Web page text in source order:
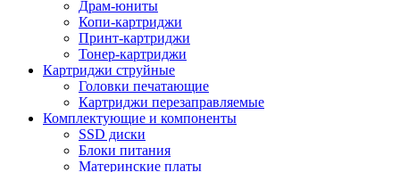
Драм-юниты
Копи-картриджи
Принт-картриджи
Тонер-картриджи
Картриджи струйные
Головки печатающие
Картриджи перезаправляемые
Комплектующие и компоненты
SSD диски
Блоки питания
Материнские платы